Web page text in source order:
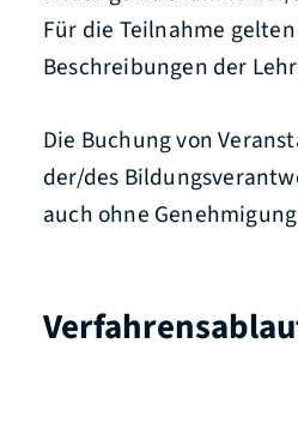
Für die Teilnahme
Beschreibungen der
Die Buchung von
der/des
auch ohne